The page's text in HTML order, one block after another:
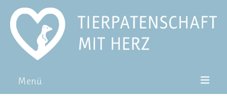
Menü